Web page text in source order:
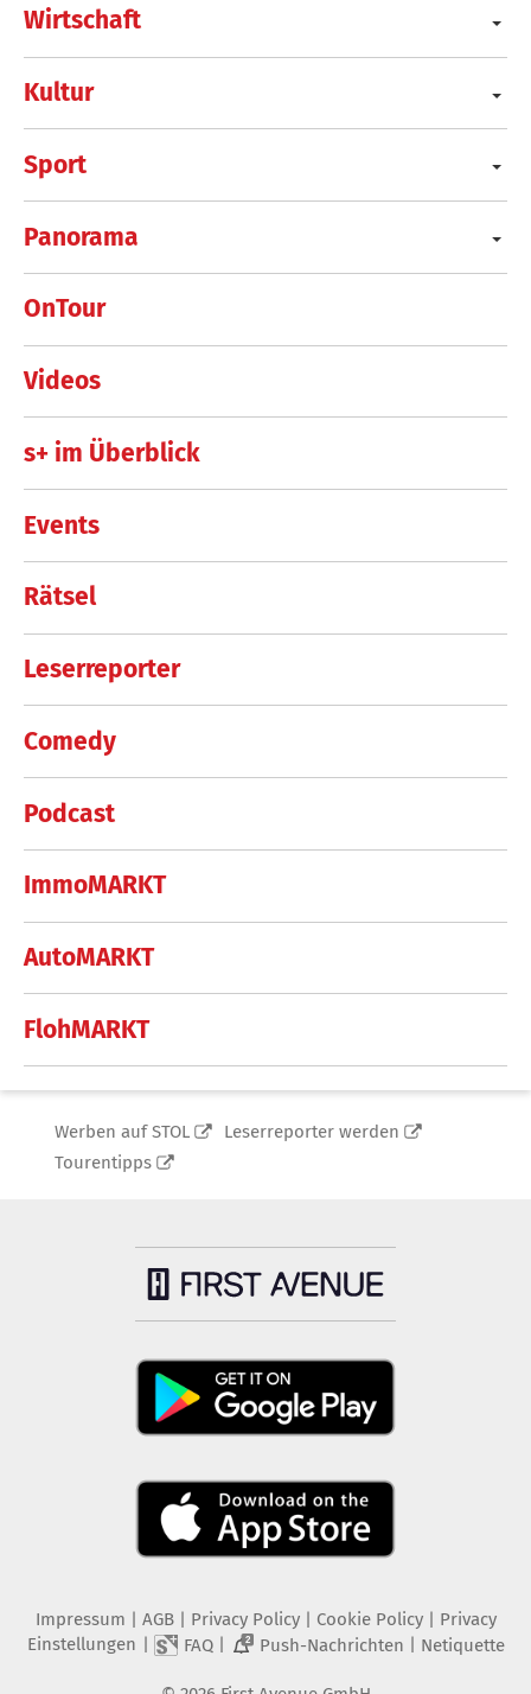
Wirtschaft
Kultur
Sport
Panorama
OnTour
Videos
s+ im Überblick
Events
Rätsel
Leserreporter
Comedy
Podcast
ImmoMARKT
AutoMARKT
FlohMARKT
Werben auf STOL
Leserreporter werden
Tourentipps
Impressum | AGB | Privacy Policy| Cookie Policy| Privacy
Einstellungen | FAQ| 2 Push-Nachrichten | Netiquette